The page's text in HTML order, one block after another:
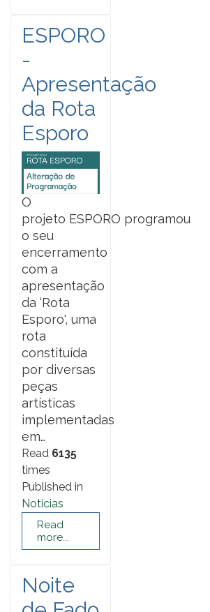
ESPORO
-
Apresentação
da Rota
Esporo
O
projeto ESPORO programou
o seu
encerramento
com a
apresentação
da ‘Rota
Esporo', uma
rota
constituída
por diversas
peças
artísticas
implementadas
em…
Read 6135
times
Published in
Noticias
Read
more...
Noite